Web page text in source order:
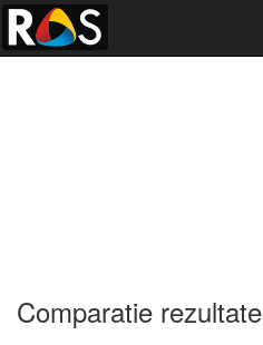
Comparatie rezultate